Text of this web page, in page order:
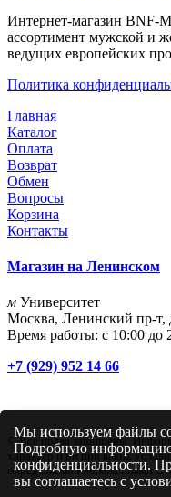
Интернет-магазин BNF-
ассортимент мужской и
ведущих европейских
Политика
Главная
Каталог
Оплата
Возврат
Обмен
Вопросы
Корзина
Контакты
Магазин на Ленинском
м Университет
Москва, Ленинский пр-т,
Время работы: с 10:00 до
+7 (929) 952 14 66
© Все права защищены.
характер и ни при каких
определяемой положениями
Мы используем файлы
Подробную
конфиденциальности.
вы соглашаетесь с